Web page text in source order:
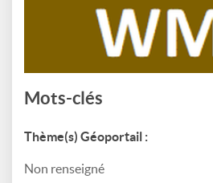
Mots-clés
Thème(s) Géoportail :
Non renseigné